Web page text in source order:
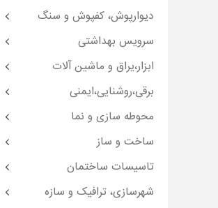
دیوارپوش، کفپوش و سنگ
سرویس بهداشتی
ابزار،یراق و ماشین آلات
برقی،روشنایی،ایمنی
محوطه سازی و نما
ساخت و ساز
تاسیسات ساختمان
شهرسازی، ترافیک و سازه